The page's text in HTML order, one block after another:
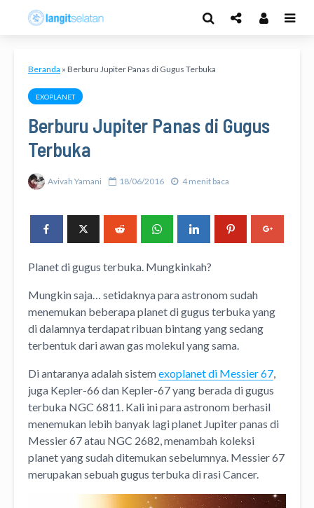
Beranda » Berburu Jupiter Panas di Gugus Terbuka
EXOPLANET
Berburu Jupiter Panas di Gugus
Terbuka
Avivah Yamani 18/06/2016 4 menit baca
Planet di gugus terbuka. Mungkinkah?
Mungkin saja… setidaknya para astronom sudah
menemukan beberapa planet di gugus terbuka yang
di dalamnya terdapat ribuan bintang yang sedang
terbentuk dari awan gas molekul yang sama.
Di antaranya adalah sistemexoplanet di Messier 67,
juga Kepler-66 dan Kepler-67 yang berada di gugus
terbuka NGC 6811. Kali ini para astronom berhasil
menemukan lebih banyak lagi planet Jupiter panas di
Messier 67 atau NGC 2682, menambah koleksi
planet yang sudah ditemukan sebelumnya. Messier 67
merupakan sebuah gugus terbuka di rasi Cancer.